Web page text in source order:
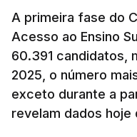
A primeira fase do
Acesso ao Ensino
60.391 candidatos,
2025, o número
exceto durante a
revelam dados hoje